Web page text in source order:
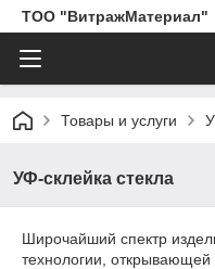
ТОО "ВитражМатериал"
Товары и услуги
УФ-склейка стекла
Широчайший спектр
технологии, открывающей